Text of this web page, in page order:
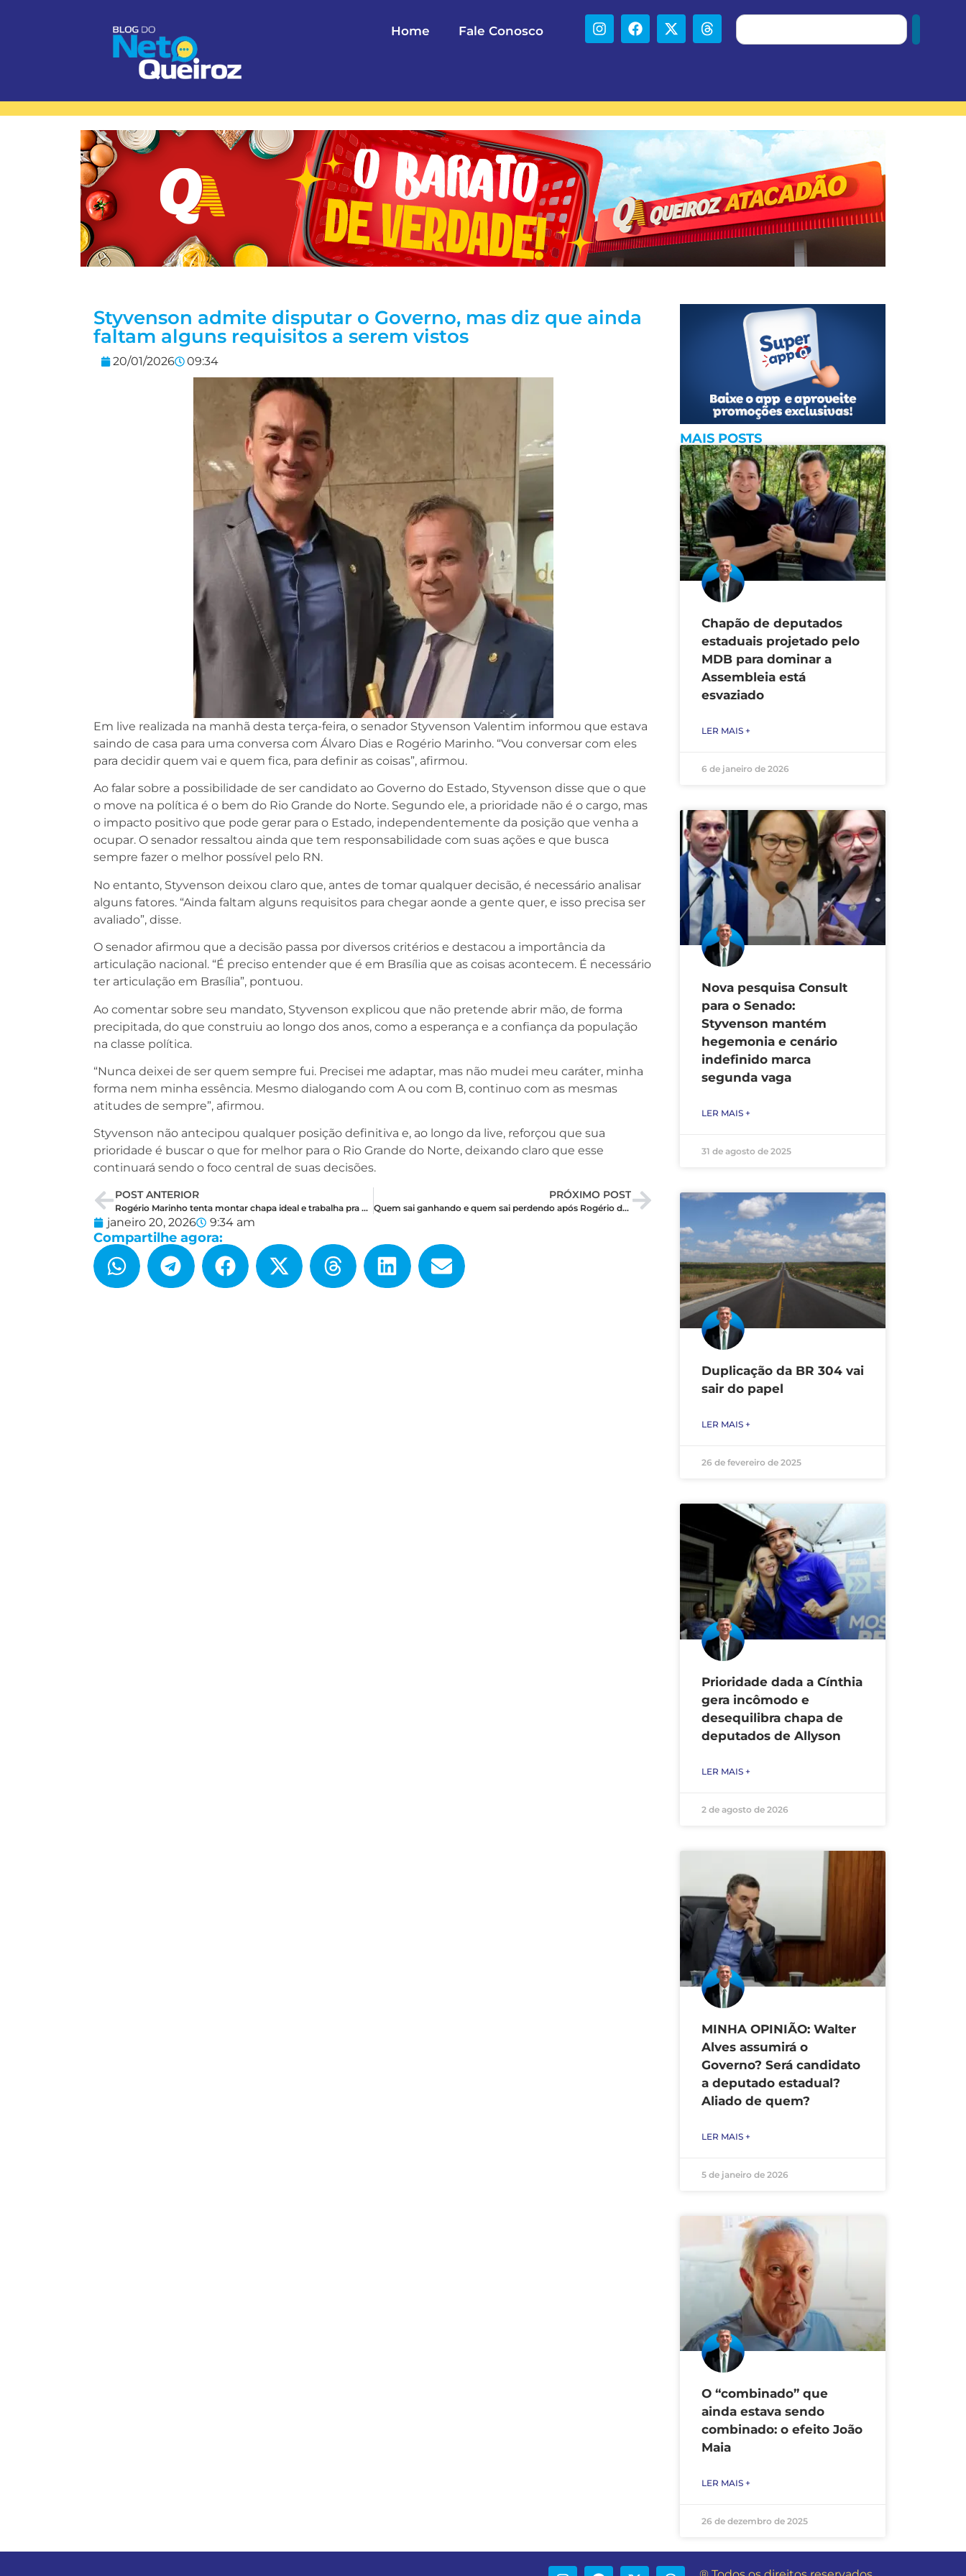
Home Fale Conosco
Styvenson admite disputar o Governo, mas diz que ainda
faltam alguns requisitos a serem vistos
20/01/2026 09:34
Em live realizada na manhã desta terça-feira, o senador Styvenson Valentim informou que estava
saindo de casa para uma conversa com Álvaro Dias e Rogério Marinho. “Vou conversar com eles
para decidir quem vai e quem fica, para definir as coisas”, afirmou.
Ao falar sobre a possibilidade de ser candidato ao Governo do Estado, Styvenson disse que o que
o move na política é o bem do Rio Grande do Norte. Segundo ele, a prioridade não é o cargo, mas
o impacto positivo que pode gerar para o Estado, independentemente da posição que venha a
ocupar. O senador ressaltou ainda que tem responsabilidade com suas ações e que busca
sempre fazer o melhor possível pelo RN.
No entanto, Styvenson deixou claro que, antes de tomar qualquer decisão, é necessário analisar
alguns fatores. “Ainda faltam alguns requisitos para chegar aonde a gente quer, e isso precisa ser
avaliado”, disse.
O senador afirmou que a decisão passa por diversos critérios e destacou a importância da
articulação nacional. “É preciso entender que é em Brasília que as coisas acontecem. É necessário
ter articulação em Brasília”, pontuou.
Ao comentar sobre seu mandato, Styvenson explicou que não pretende abrir mão, de forma
precipitada, do que construiu ao longo dos anos, como a esperança e a confiança da população
na classe política.
“Nunca deixei de ser quem sempre fui. Precisei me adaptar, mas não mudei meu caráter, minha
forma nem minha essência. Mesmo dialogando com A ou com B, continuo com as mesmas
atitudes de sempre”, afirmou.
Styvenson não antecipou qualquer posição definitiva e, ao longo da live, reforçou que sua
prioridade é buscar o que for melhor para o Rio Grande do Norte, deixando claro que esse
continuará sendo o foco central de suas decisões.
POST ANTERIOR
Rogério Marinho tenta montar chapa ideal e trabalha pra convencer Styvenson a disputar o Governo
PRÓXIMO POST
Quem sai ganhando e quem sai perdendo após Rogério desistir e Walter romper com Fátima
janeiro 20, 2026 9:34 am
Compartilhe agora:
MAIS POSTS
Chapão de deputados
estaduais projetado pelo
MDB para dominar a
Assembleia está
esvaziado
LER MAIS +
6 de janeiro de 2026
Nova pesquisa Consult
para o Senado:
Styvenson mantém
hegemonia e cenário
indefinido marca
segunda vaga
LER MAIS +
31 de agosto de 2025
Duplicação da BR 304 vai
sair do papel
LER MAIS +
26 de fevereiro de 2025
Prioridade dada a Cínthia
gera incômodo e
desequilibra chapa de
deputados de Allyson
LER MAIS +
2 de agosto de 2026
MINHA OPINIÃO: Walter
Alves assumirá o
Governo? Será candidato
a deputado estadual?
Aliado de quem?
LER MAIS +
5 de janeiro de 2026
O “combinado” que
ainda estava sendo
combinado: o efeito João
Maia
LER MAIS +
26 de dezembro de 2025